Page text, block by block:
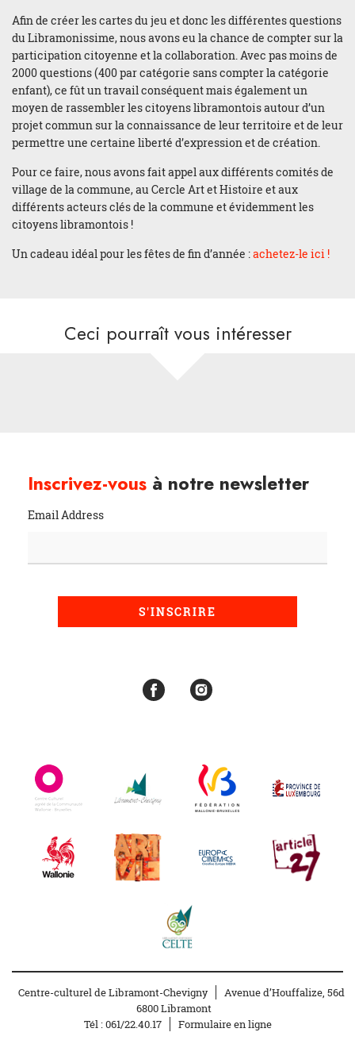
Afin de créer les cartes du jeu et donc les différentes questions
du Libramonissime, nous avons eu la chance de compter sur la
participation citoyenne et la collaboration. Avec pas moins de
2000 questions (400 par catégorie sans compter la catégorie
enfant), ce fût un travail conséquent mais également un
moyen de rassembler les citoyens libramontois autour d’un
projet commun sur la connaissance de leur territoire et de leur
permettre une certaine liberté d’expression et de création.
Pour ce faire, nous avons fait appel aux différents comités de
village de la commune, au Cercle Art et Histoire et aux
différents acteurs clés de la commune et évidemment les
citoyens libramontois !
Un cadeau idéal pour les fêtes de fin d’année :achetez-le ici !
Ceci pourraît vous intéresser
Inscrivez-vous à notre newsletter
Email Address
Centre-culturel de Libramont-Chevigny
Avenue d’Houffalize, 56d
6800 Libramont
Tél :061/22.40.17 Formulaire en ligne